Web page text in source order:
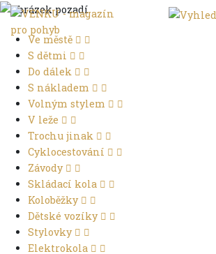
Ve městě
S dětmi
Do dálek
S nákladem
Volným stylem
V leže
Trochu jinak
Cyklocestování
Závody
Skládací kola
Koloběžky
Dětské vozíky
Stylovky
Elektrokola